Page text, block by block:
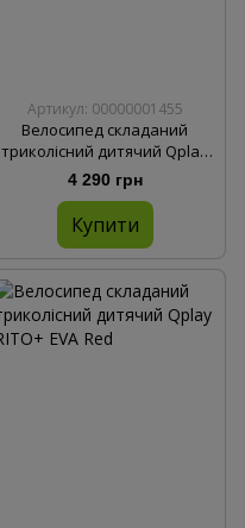
Артикул: 00000001455
Велосипед складаний
триколісний дитячий Qplay
RITO+ EVA Grey
4 290 грн
Купити